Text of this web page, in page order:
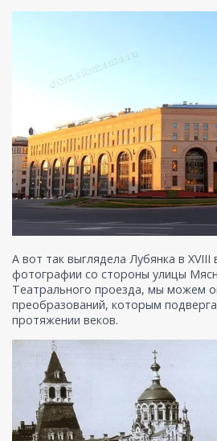
А вот так выглядела Лубянка в XVIII
фотографии со стороны улицы
Театрального проезда, мы можем
преобразований, которым
протяжении веков.